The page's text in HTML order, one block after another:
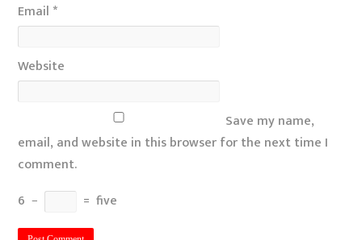
Email *
Website
Save my name,
email, and website in this browser for the next time I
comment.
6 − = five